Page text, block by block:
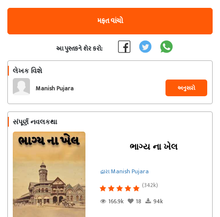
મફત વાંચો
આ પુસ્તકને શેર કરો:
લેખક વિશે
Manish Pujara અનુસરો
સંપૂર્ણ નવલકથા
ભાગ્ય ના ખેલ
દ્વારા Manish Pujara
(342k)
166.9k
18 94k